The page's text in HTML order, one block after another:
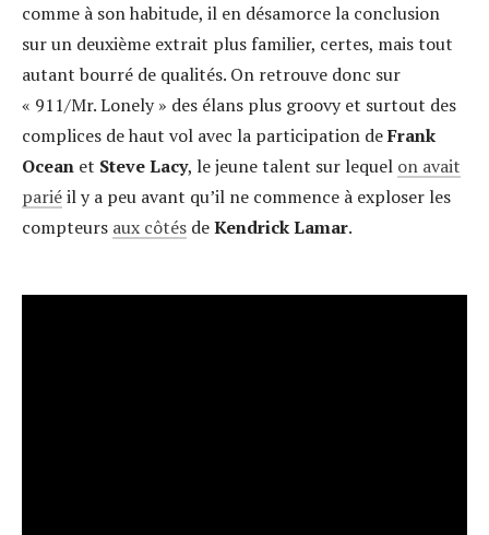
comme à son habitude, il en désamorce la conclusion
sur un deuxième extrait plus familier, certes, mais tout
autant bourré de qualités. On retrouve donc sur
« 911/Mr. Lonely » des élans plus groovy et surtout des
complices de haut vol avec la participation deFrank
Ocean et Steve Lacy, le jeune talent sur lequel on avait
pariéil y a peu avant qu’il ne commence à exploser les
compteurs aux côtés deKendrick Lamar.